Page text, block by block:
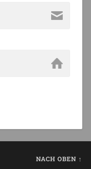
NACH OBEN ↑